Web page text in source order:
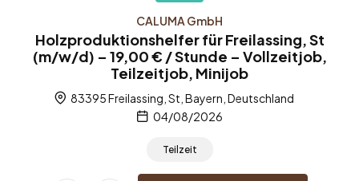
CALUMA GmbH
Holzproduktionshelfer für Freilassing, St
(m/w/d) – 19,00 € / Stunde – Vollzeitjob,
Teilzeitjob, Minijob
83395 Freilassing, St, Bayern, Deutschland
04/08/2026
Teilzeit